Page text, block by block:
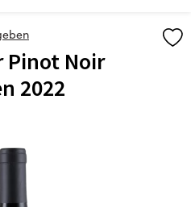
Pinot Noir
2022